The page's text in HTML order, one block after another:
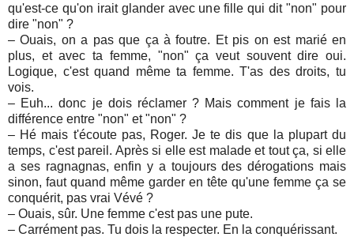
qu'est-ce qu'on irait glander avec une fille qui dit "non" pour
dire "non" ?
– Ouais, on a pas que ça à foutre. Et pis on est marié en
plus, et avec ta femme, "non" ça veut souvent dire oui.
Logique, c'est quand même ta femme. T'as des droits, tu
vois.
– Euh... donc je dois réclamer ? Mais comment je fais la
différence entre "non" et "non" ?
– Hé mais t'écoute pas, Roger. Je te dis que la plupart du
temps, c'est pareil. Après si elle est malade et tout ça, si elle
a ses ragnagnas, enfin y a toujours des dérogations mais
sinon, faut quand même garder en tête qu'une femme ça se
conquérit, pas vrai Vévé ?
– Ouais, sûr. Une femme c'est pas une pute.
– Carrément pas. Tu dois la respecter. En la conquérissant.